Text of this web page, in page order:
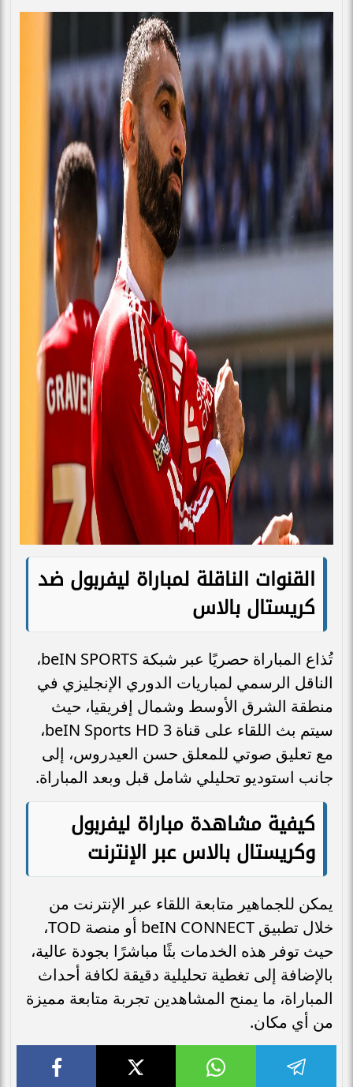
القنوات الناقلة لمباراة ليفربول ضد
كريستال بالاس
تُذاع المباراة حصريًا عبر شبكة beIN SPORTS،
الناقل الرسمي لمباريات الدوري الإنجليزي في
منطقة الشرق الأوسط وشمال إفريقيا، حيث
سيتم بث اللقاء على قناة beIN Sports HD 3،
مع تعليق صوتي للمعلق حسن العيدروس، إلى
جانب استوديو تحليلي شامل قبل وبعد المباراة.
كيفية مشاهدة مباراة ليفربول
وكريستال بالاس عبر الإنترنت
يمكن للجماهير متابعة اللقاء عبر الإنترنت من
خلال تطبيق beIN CONNECT أو منصة TOD،
حيث توفر هذه الخدمات بثًا مباشرًا بجودة عالية،
بالإضافة إلى تغطية تحليلية دقيقة لكافة أحداث
المباراة، ما يمنح المشاهدين تجربة متابعة مميزة
من أي مكان.